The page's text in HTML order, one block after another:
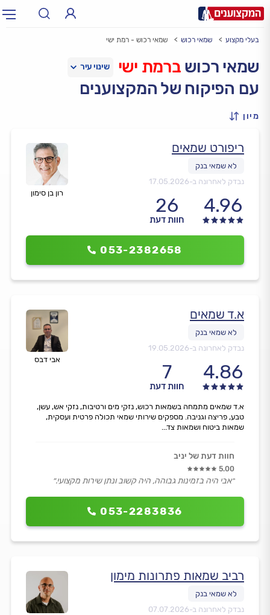
עירעיר: תל אביב, חיפה…
בעלי מקצוע שמאי רכוש שמאי רכוש - רמת ישי
שמאי רכוש ברמת ישי
עם הפיקוח של המקצוענים
מיון
רון בן סימון
ריפורט שמאים
נבדק לאחרונה ב-17.05.2026
4.96
26
חוות דעת
053-2382658
אבי דבס
א.ד שמאים
נבדק לאחרונה ב-19.05.2026
4.86
7
חוות דעת
053-2283836
א.ד שמאים מתמחה בשמאות רכוש, נזקי מים ורטיבות, נזקי אש, עשן,
טבע, פריצה וגניבה. מספקים שירותי שמאי תכולה פרטית ועסקית,
שמאות ביטוח ושמאות צד...
חוות דעת של יניב
5.00
״אבי היה בזמינות גבוהה, היה קשוב ונתן שירות מקצועי.״
רביב שמאות פתרונות מימון
נבדק לאחרונה ב-07.07.2026